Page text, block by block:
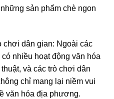
sản phẩm chè ngon
chơi dân gian: Ngoài các
nhiều hoạt động văn hóa
và các trò chơi dân
chỉ mang lại niềm vui
văn hóa địa phương.